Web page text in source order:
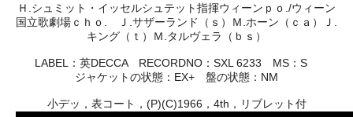
Ｈ.シュミット・イッセルシュテット指揮ウィーンｐｏ./ウィーン
国立歌劇場ｃｈｏ. Ｊ.サザーランド（ｓ）Ｍ.ホーン（ｃａ）Ｊ.
キング（ｔ）Ｍ.タルヴェラ（ｂｓ）
LABEL：英DECCA RECORDNO：SXL 6233 MS：S
ジャケットの状態：EX+ 盤の状態：NM
小デッ，表コート，(P)(C)1966，4th，リブレット付